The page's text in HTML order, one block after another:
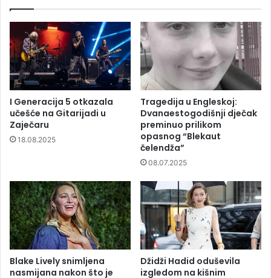
I Generacija 5 otkazala
učešće na Gitarijadi u
Zaječaru
18.08.2025
Tragedija u Engleskoj:
Dvanaestogodišnji dječak
preminuo prilikom
opasnog “Blekaut
čelendža”
08.07.2025
Blake Lively snimljena
nasmijana nakon što je
Džidži Hadid oduševila
izgledom na kišnim